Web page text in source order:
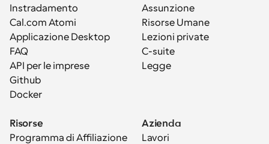
Instradamento
Cal.com Atomi
Applicazione Desktop
FAQ
API per le imprese
Github
Docker
Assunzione
Risorse Umane
Lezioni private
C-suite
Legge
Risorse
Programma di Affiliazione
Azienda
Lavori